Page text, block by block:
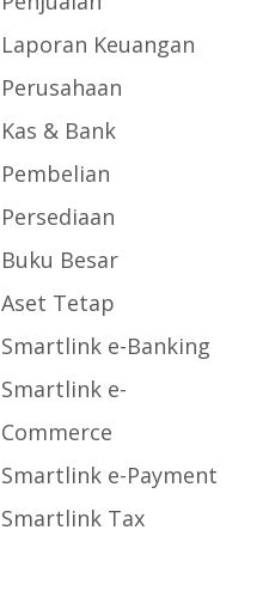
Laporan Keuangan
Perusahaan
Kas & Bank
Pembelian
Persediaan
Buku Besar
Aset Tetap
Smartlink e-Banking
Smartlink e-
Commerce
Smartlink e-Payment
Smartlink Tax